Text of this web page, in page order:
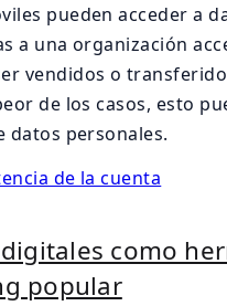
pueden acceder a
a una organización
vendidos o
de los casos, esto
datos personales.
de la cuenta
como
popular